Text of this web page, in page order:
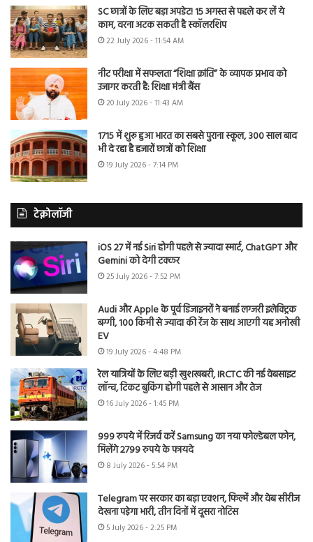
SC छात्रों के लिए बड़ा अपडेट! 15 अगस्त से पहले कर लें ये
काम, वरना अटक सकती है स्कॉलरशिप
22 July 2026 - 11:54 AM
नीट परीक्षा में सफलता “शिक्षा क्रांति” के व्यापक प्रभाव को
उजागर करती है: शिक्षा मंत्री बैंस
20 July 2026 - 11:43 AM
1715 में शुरू हुआ भारत का सबसे पुराना स्कूल, 300 साल बाद
भी दे रहा है हजारों छात्रों को शिक्षा
19 July 2026 - 7:14 PM
टेक्नोलॉजी
iOS 27 में नई Siri होगी पहले से ज्यादा स्मार्ट, ChatGPT और
Gemini को देगी टक्कर
25 July 2026 - 7:52 PM
Audi और Apple के पूर्व डिजाइनरों ने बनाई लग्जरी इलेक्ट्रिक
बग्गी, 100 किमी से ज्यादा की रेंज के साथ आएगी यह अनोखी
EV
19 July 2026 - 4:48 PM
रेल यात्रियों के लिए बड़ी खुशखबरी, IRCTC की नई वेबसाइट
लॉन्च, टिकट बुकिंग होगी पहले से आसान और तेज
16 July 2026 - 1:45 PM
999 रुपये में रिजर्व करें Samsung का नया फोल्डेबल फोन,
मिलेंगे 2799 रुपये के फायदे
8 July 2026 - 5:54 PM
Telegram पर सरकार का बड़ा एक्शन, फिल्में और वेब सीरीज
देखना पड़ेगा भारी, तीन दिनों में दूसरा नोटिस
5 July 2026 - 2:25 PM